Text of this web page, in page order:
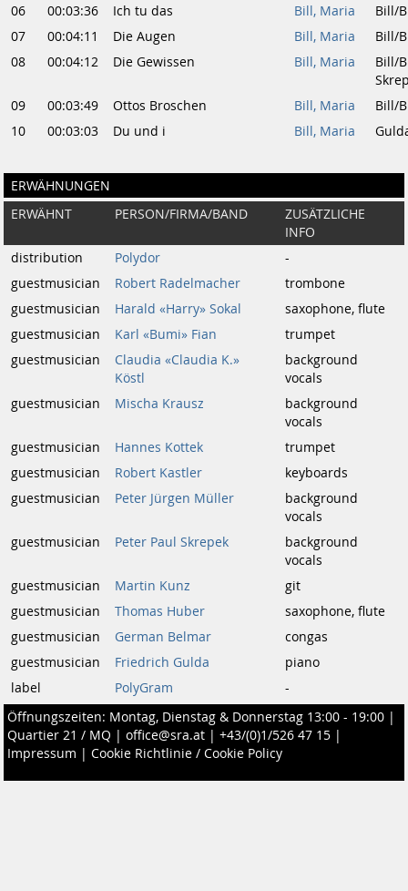
06
00:03:36 Ich tu das Bill, Maria
Bill/
07
00:04:11 Die Augen Bill, Maria
Bill/
08
00:04:12 Die Gewissen Bill, Maria
Bill/
09
00:03:49 Ottos Broschen Bill, Maria
Bill/
10
00:03:03 Du und i Bill, Maria
ERWÄHNUNGEN
ERWÄHNT PERSON/FIRMA/BAND
ZUSÄTZLICHE
INFO
distribution
Polydor
-
guestmusician
Robert Radelmacher
trombone
guestmusician
Harald «Harry» Sokal
saxophone, flute
guestmusician
Karl «Bumi» Fian
trumpet
guestmusician
Claudia «Claudia K.»
Köstl
background
vocals
guestmusician
Mischa Krausz
background
vocals
guestmusician
Hannes Kottek
trumpet
guestmusician
Robert Kastler
keyboards
guestmusician
Peter Jürgen Müller
background
vocals
guestmusician
Peter Paul Skrepek
background
vocals
guestmusician
Martin Kunz
git
guestmusician
Thomas Huber
saxophone, flute
guestmusician
German Belmar
congas
guestmusician
Friedrich Gulda
piano
label
PolyGram
-
Öffnungszeiten: Montag, Dienstag & Donnerstag 13:00 - 19:00 |
Quartier 21 / MQ | office@sra.at | +43/(0)1/526 47 15 |
Impressum | Cookie Richtlinie / Cookie Policy